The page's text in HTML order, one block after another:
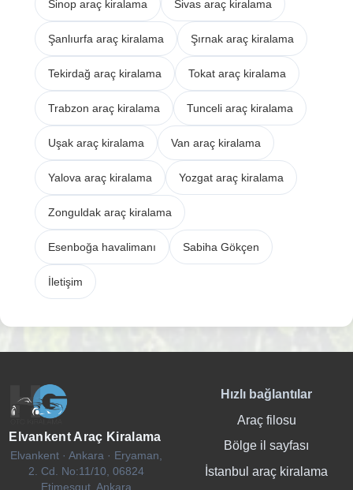
Sinop araç kiralama Sivas araç kiralama
Şanlıurfa araç kiralama Şırnak araç kiralama
Tekirdağ araç kiralama Tokat araç kiralama
Trabzon araç kiralama Tunceli araç kiralama
Uşak araç kiralama Van araç kiralama
Yalova araç kiralama Yozgat araç kiralama
Zonguldak araç kiralama
Esenboğa havalimanı Sabiha Gökçen
İletişim
Elvankent Araç Kiralama
Elvankent · Ankara · Eryaman,
2. Cd. No:11/10, 06824
Etimesgut, Ankara
Hızlı bağlantılar
Araç filosu
Bölge il sayfası
İstanbul araç kiralama